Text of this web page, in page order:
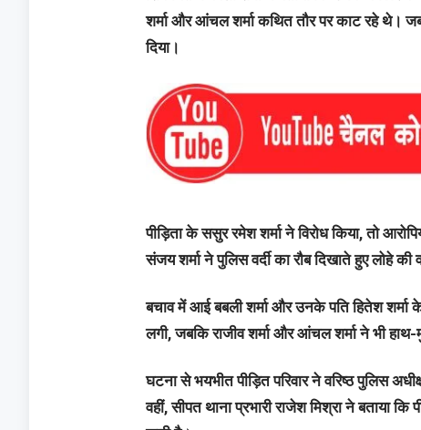
शर्मा और आंचल शर्मा कथित तौर पर काट रहे थे।
दिया।
पीड़िता के ससुर रमेश शर्मा ने विरोध किया, तो
संजय शर्मा ने पुलिस वर्दी का रौब दिखाते हुए लोहे
बचाव में आई बबली शर्मा और उनके पति हितेश शर्मा
लगी, जबकि राजीव शर्मा और आंचल शर्मा ने भी
घटना से भयभीत पीड़ित परिवार ने वरिष्ठ पुलिस
वहीं, सीपत थाना प्रभारी राजेश मिश्रा ने बताया